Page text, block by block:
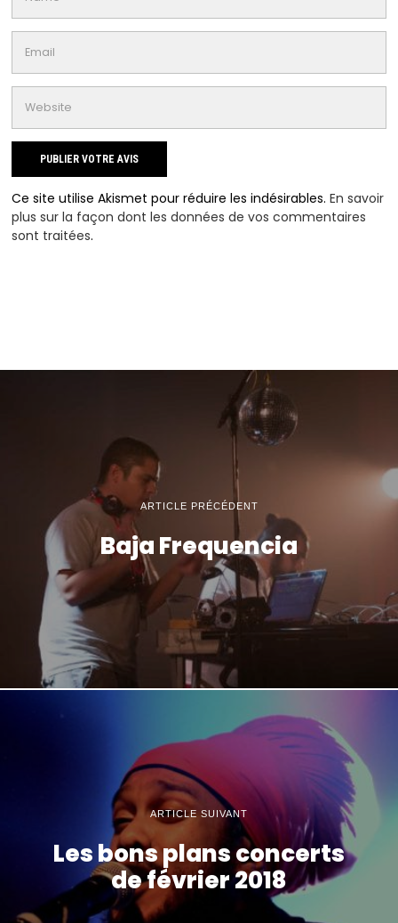
Ce site utilise Akismet pour réduire les indésirables.En savoir
plus sur la façon dont les données de vos commentaires
sont traitées.
ARTICLE PRÉCÉDENT
Baja Frequencia
ARTICLE SUIVANT
Les bons plans concerts
de février 2018